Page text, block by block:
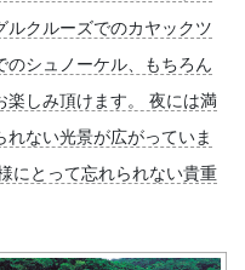
ルクルーズでのカヤックツ
のシュノーケル、もちろん
楽しみ頂けます。 夜には満
ない光景が広がっていま
にとって忘れられない貴重